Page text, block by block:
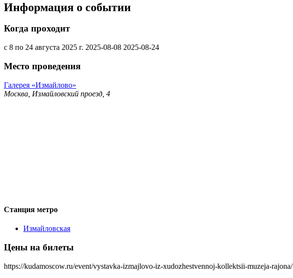
Информация о событии
Когда проходит
с 8 по 24 августа 2025 г. 2025-08-08 2025-08-24
Место проведения
Галерея «Измайлово»
Москва, Измайловский проезд, 4
Станция метро
Измайловская
Цены на билеты
https://kudamoscow.ru/event/vystavka-izmajlovo-iz-xudozhestvennoj-kollektsii-muzeja-rajona/